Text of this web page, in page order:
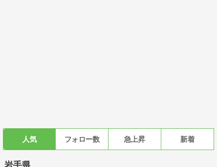
人気 フォロー数 急上昇 新着
岩手県